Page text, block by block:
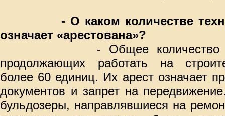
- О каком количестве
означает «арестована»?
- Общее количество
продолжающих работать на
более 60 единиц. Их арест означает
документов и запрет на
бульдозеры, направлявшиеся на